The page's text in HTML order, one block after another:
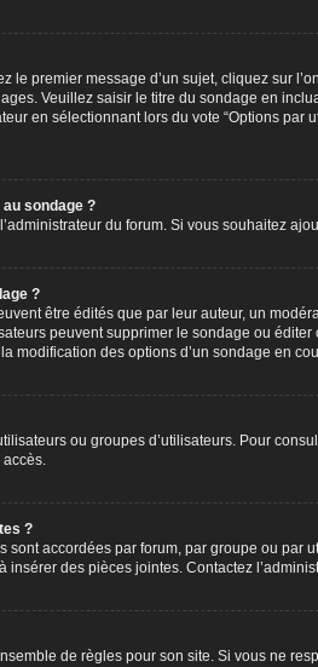
le premier message d’un sujet, cliquez sur
Veuillez saisir le titre du sondage en
en sélectionnant lors du vote “Options
sondage ?
du forum. Si vous souhaitez
?
être édités que par leur auteur, un
peuvent supprimer le sondage ou
modification des options d’un sondage en
ou groupes d’utilisateurs. Pour
accès.
?
sont accordées par forum, par groupe ou par
insérer des pièces jointes. Contactez
de règles pour son site. Si vous ne